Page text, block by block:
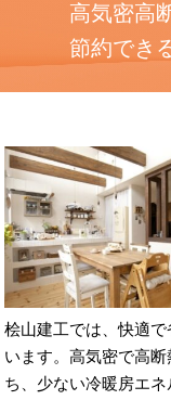
高気密高
節約でき
桧山建工では、快適
います。高気密で高
ち、少ない冷暖房エネ